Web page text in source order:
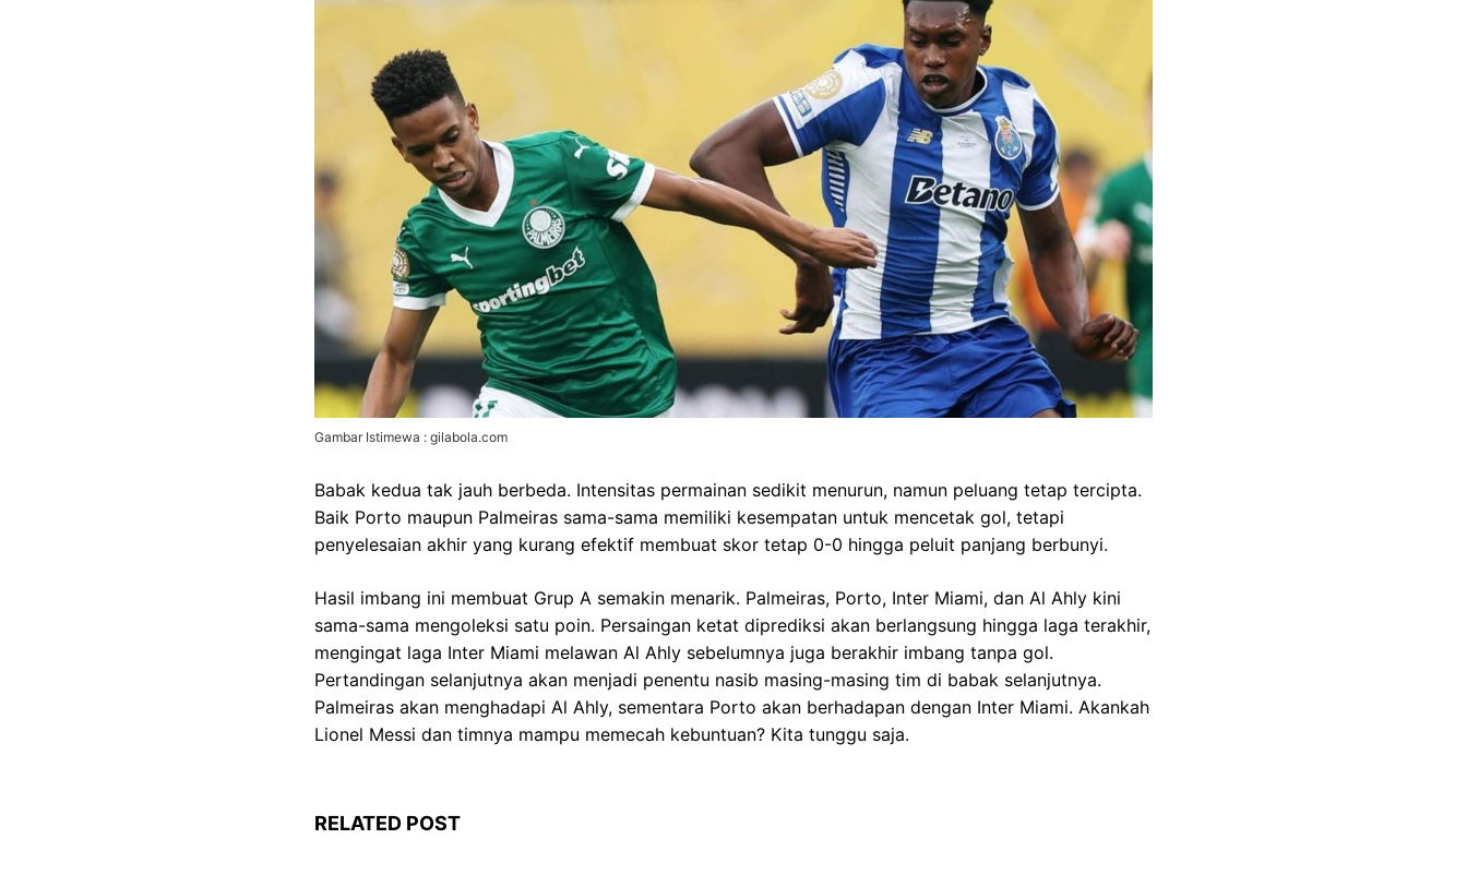
Gambar Istimewa : gilabola.com
Babak kedua tak jauh berbeda. Intensitas permainan sedikit menurun, namun peluang tetap tercipta.
Baik Porto maupun Palmeiras sama-sama memiliki kesempatan untuk mencetak gol, tetapi
penyelesaian akhir yang kurang efektif membuat skor tetap 0-0 hingga peluit panjang berbunyi.
Hasil imbang ini membuat Grup A semakin menarik. Palmeiras, Porto, Inter Miami, dan Al Ahly kini
sama-sama mengoleksi satu poin. Persaingan ketat diprediksi akan berlangsung hingga laga terakhir,
mengingat laga Inter Miami melawan Al Ahly sebelumnya juga berakhir imbang tanpa gol.
Pertandingan selanjutnya akan menjadi penentu nasib masing-masing tim di babak selanjutnya.
Palmeiras akan menghadapi Al Ahly, sementara Porto akan berhadapan dengan Inter Miami. Akankah
Lionel Messi dan timnya mampu memecah kebuntuan? Kita tunggu saja.
RELATED POST